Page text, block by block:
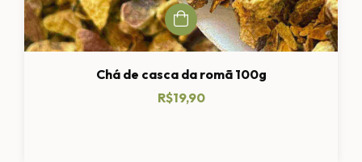
Chá de casca da romã 100g
R$19,90